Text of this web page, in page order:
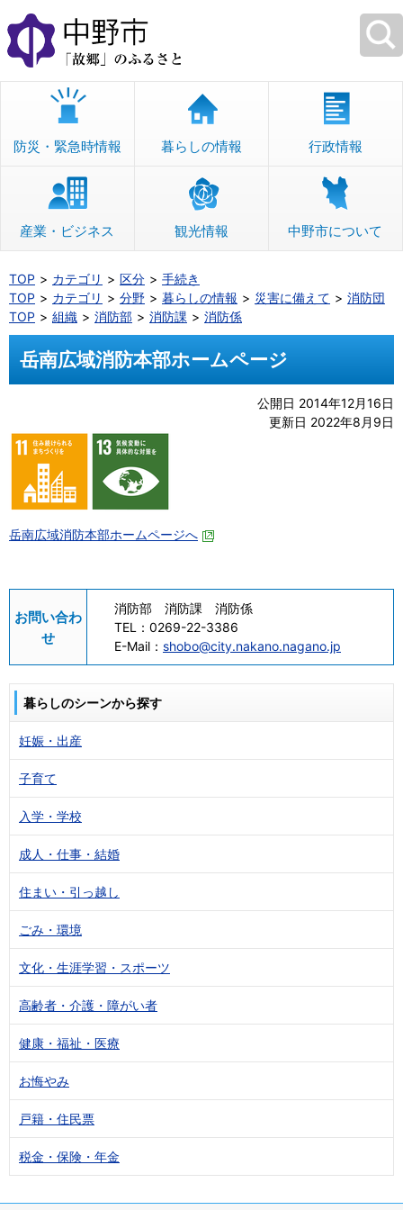
本
文
へ
移
防災・緊急時情報 暮らしの情報 行政情報
産業・ビジネス 観光情報 中野市について
TOP カテゴリ 区分
手続き
TOP
カテゴリ 分野 暮らしの情報 災害に備えて
消防団
TOP
組織 消防部 消防課 消防係
岳南広域消防本部ホームページ
公開日 2014年12月16日
更新日 2022年8月9日
岳南広域消防本部ホームページへ
お問い合わ
せ
消防部 消防課 消防係
TEL： 0269-22-3386
E-Mail： shobo@city.nakano.nagano.jp
暮らしのシーンから探す
妊娠・出産
子育て
入学・学校
成人・仕事・結婚
住まい・引っ越し
ごみ・環境
文化・生涯学習・スポーツ
高齢者・介護・障がい者
健康・福祉・医療
お悔やみ
戸籍・住民票
税金・保険・年金